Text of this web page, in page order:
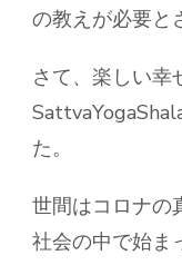
の教えが必要と
さて、楽しい幸
た。
世間はコロナの
社会の中で始ま